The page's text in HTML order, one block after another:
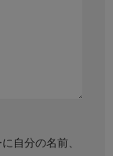
自分の名前、